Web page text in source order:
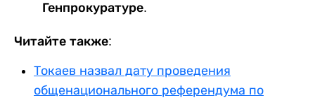
Генпрокуратуре.
Читайте также:
Токаев назвал дату проведения
общенационального референдума по